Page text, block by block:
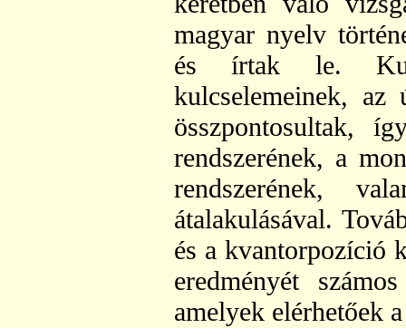
magyar nyelv
és írtak le.
kulcselemeinek, az
összpontosultak,
rendszerének, a
rendszerének,
átalakulásával.
és a kvantorpozíció
eredményét
amelyek elérhetőek